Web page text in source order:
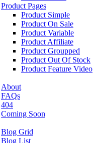
Product Pages
Product Simple
Product On Sale
Product Variable
Product Affiliate
Product Groupped
Product Out Of Stock
Product Feature Video
About
FAQs
404
Coming Soon
Blog Grid
Blog List